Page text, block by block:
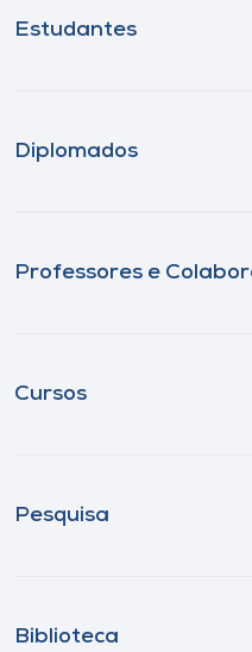
Estudantes
Diplomados
Professores e
Cursos
Pesquisa
Biblioteca